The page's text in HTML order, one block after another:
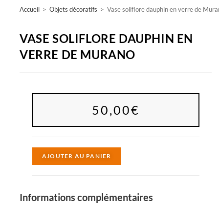
Accueil > Objets décoratifs > Vase soliflore dauphin en verre de
VASE SOLIFLORE DAUPHIN EN
VERRE DE MURANO
50,00€
AJOUTER AU PANIER
Informations complémentaires